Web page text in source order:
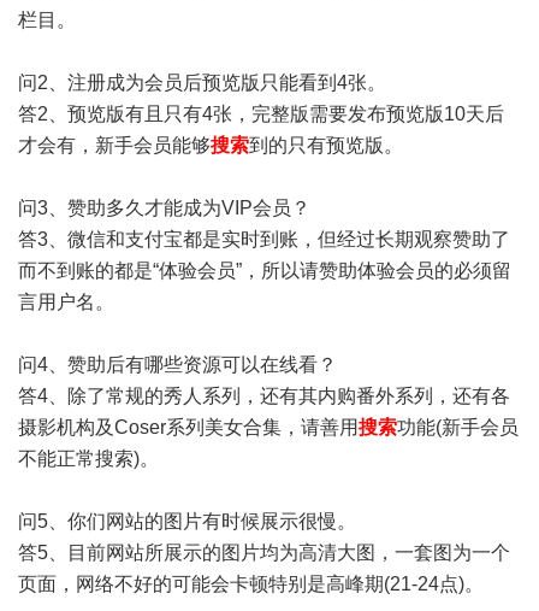
栏目。
问2、注册成为会员后预览版只能看到4张。
答2、预览版有且只有4张，完整版需要发布预览版10天后
才会有，新手会员能够搜索到的只有预览版。
问3、赞助多久才能成为VIP会员？
答3、微信和支付宝都是实时到账，但经过长期观察赞助了
而不到账的都是“体验会员”，所以请赞助体验会员的必须留
言用户名。
问4、赞助后有哪些资源可以在线看？
答4、除了常规的秀人系列，还有其内购番外系列，还有各
摄影机构及Coser系列美女合集，请善用搜索功能(新手会员
不能正常搜索)。
问5、你们网站的图片有时候展示很慢。
答5、目前网站所展示的图片均为高清大图，一套图为一个
页面，网络不好的可能会卡顿特别是高峰期(21-24点)。